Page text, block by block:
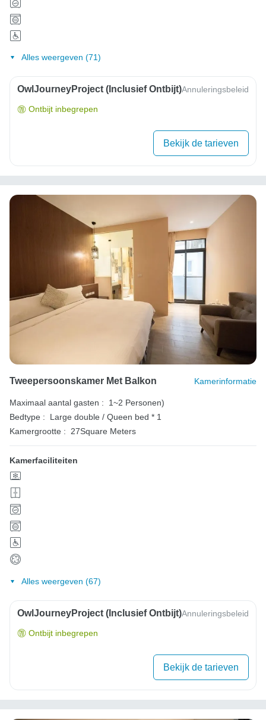
Alles weergeven (71)
OwlJourneyProject (inclusief Ontbijt)Annuleringsbeleid
Ontbijt inbegrepen
Bekijk de tarieven
Tweepersoonskamer Met Balkon Kamerinformatie
Maximaal aantal gasten :
1~2 Personen)
Bedtype :
Large double / Queen bed * 1
Kamergrootte : 27Square Meters
Kamerfaciliteiten
Alles weergeven (67)
OwlJourneyProject (inclusief Ontbijt)Annuleringsbeleid
Ontbijt inbegrepen
Bekijk de tarieven